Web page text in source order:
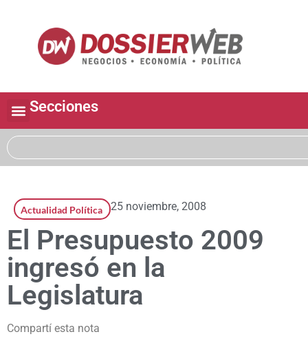
Secciones
Actualidad Política 25 noviembre, 2008
El Presupuesto 2009
ingresó en la
Legislatura
Compartí esta nota